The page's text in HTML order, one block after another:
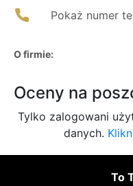
Pokaż numer
O firmie:
Oceny na
Tylko zalogowani
danych.
To